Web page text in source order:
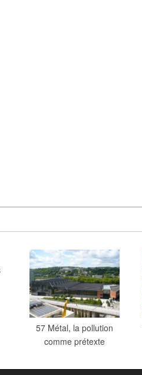
57 Métal, la pollution
comme prétexte